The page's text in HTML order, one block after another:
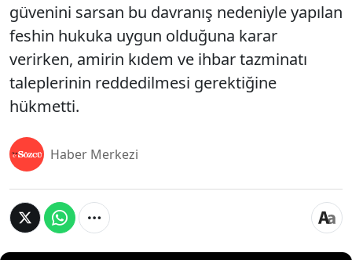
güvenini sarsan bu davranış nedeniyle yapılan
feshin hukuka uygun olduğuna karar
verirken, amirin kıdem ve ihbar tazminatı
taleplerinin reddedilmesi gerektiğine
hükmetti.
Haber Merkezi